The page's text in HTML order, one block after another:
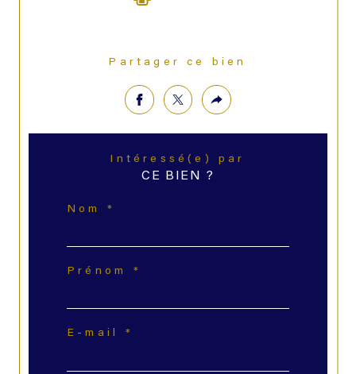
Partager ce bien
Intéressé(e) par
CE BIEN ?
Nom *
Prénom *
E-mail *